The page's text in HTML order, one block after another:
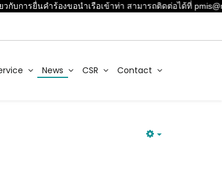
ารยื่นคำร้องขอนำเรือเข้าท่า สามารถติดต่อได้ที่
News CSR Contact